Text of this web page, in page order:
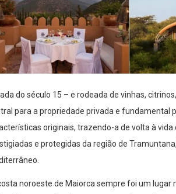
do século 15 – e rodeada de vinhas,
para a propriedade privada e fundamental
originais, trazendo-a de volta à
e protegidas da região de
noroeste de Maiorca sempre foi um lugar